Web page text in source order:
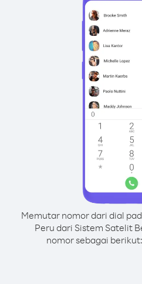
Memutar nomor dari dial
Peru dari Sistem Satelit
nomor sebagai berikut: